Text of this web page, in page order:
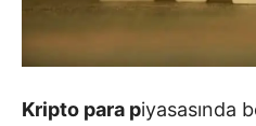
Kripto para piyasasında